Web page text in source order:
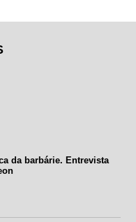
da barbárie. Entrevista